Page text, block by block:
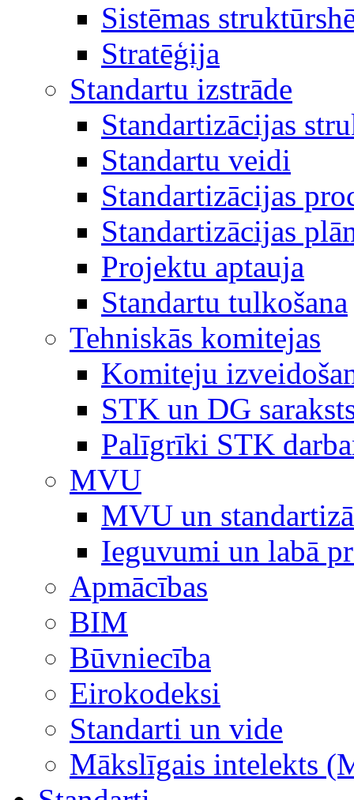
Sistēmas
Stratēģija
Standartu izstrāde
Standartizācijas
Standartu veidi
Standartizācijas
Standartizācijas
Projektu aptauja
Standartu tulkošana
Tehniskās komitejas
Komiteju
STK un DG
Palīgrīki STK
MVU
MVU un
Ieguvumi un labā
Apmācības
BIM
Būvniecība
Eirokodeksi
Standarti un vide
Mākslīgais intelekts